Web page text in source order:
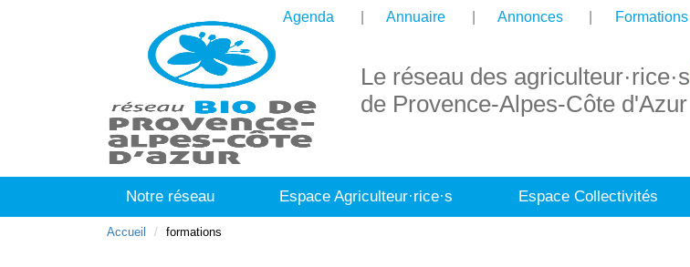
Agenda Annuaire Annonces Formations
Le réseau des agriculteur·rice·s
de Provence-Alpes-Côte d'Azur
Notre réseau Espace Agriculteur·rice·s Espace Collectivités
Accueil formations